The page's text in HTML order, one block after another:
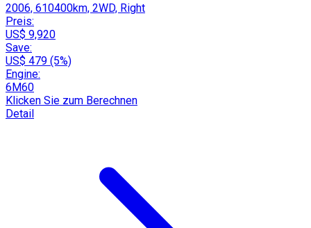
2006, 610400km, 2WD, Right
Preis:
US$ 9,920
Save:
US$ 479 (5%)
Engine:
6M60
Klicken Sie zum Berechnen
Detail